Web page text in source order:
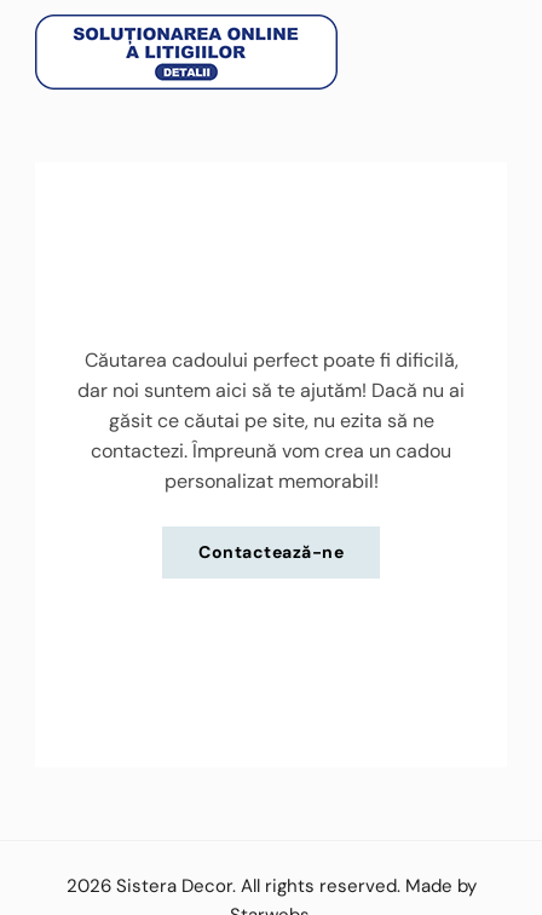
Căutarea cadoului perfect poate fi dificilă,
dar noi suntem aici să te ajutăm! Dacă nu ai
găsit ce căutai pe site, nu ezita să ne
contactezi. Împreună vom crea un cadou
personalizat memorabil!
Contactează-ne
2026 Sistera Decor. All rights reserved. Made by